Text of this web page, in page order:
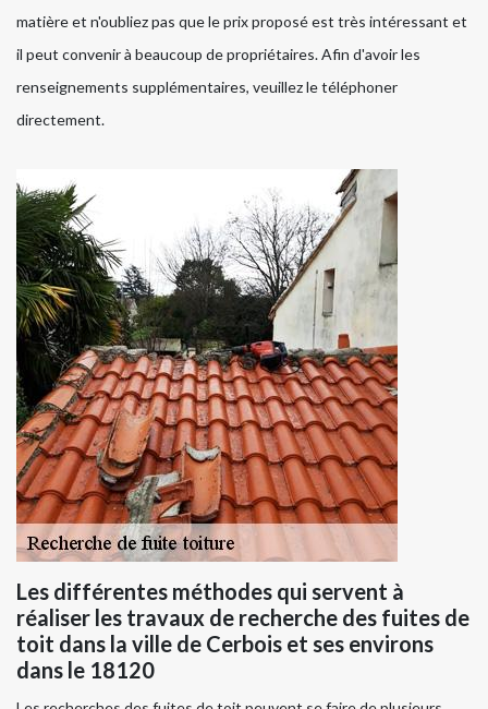
matière et n'oubliez pas que le prix proposé est très intéressant et
il peut convenir à beaucoup de propriétaires. Afin d'avoir les
renseignements supplémentaires, veuillez le téléphoner
directement.
Les différentes méthodes qui servent à
réaliser les travaux de recherche des fuites de
toit dans la ville de Cerbois et ses environs
dans le 18120